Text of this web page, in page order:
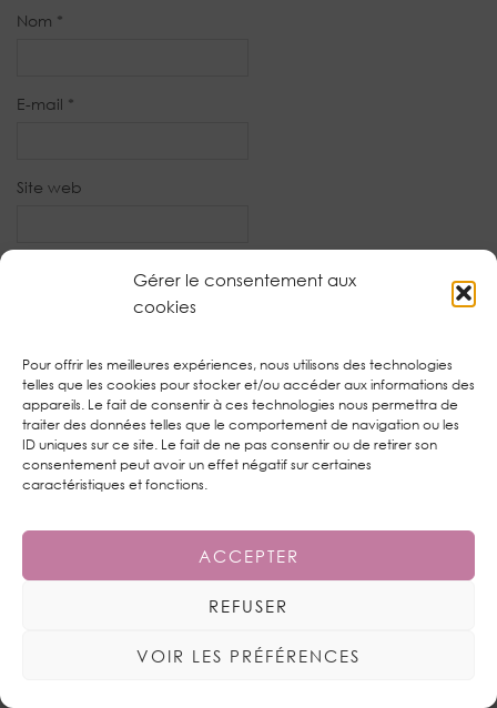
Gérer le consentement aux
cookies
Pour offrir les meilleures expériences, nous utilisons des technologies
telles que les cookies pour stocker et/ou accéder aux informations des
appareils. Le fait de consentir à ces technologies nous permettra de
traiter des données telles que le comportement de navigation ou les
ID uniques sur ce site. Le fait de ne pas consentir ou de retirer son
consentement peut avoir un effet négatif sur certaines
caractéristiques et fonctions.
ACCEPTER
REFUSER
VOIR LES PRÉFÉRENCES
Nom *
E-mail *
Site web
Enregistrer mon nom, mon e-mail et mon site dans le
Notifiez-moi des commentaires à venir via mon email. Vous
pouvez aussi vous
abonner sans commenter.
JULY IN THE SKY